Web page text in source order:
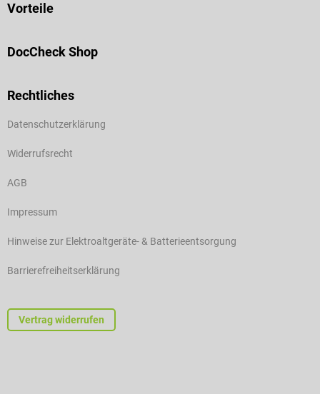
Vorteile
DocCheck Shop
Rechtliches
Datenschutzerklärung
Widerrufsrecht
AGB
Impressum
Hinweise zur Elektroaltgeräte- & Batterieentsorgung
Barrierefreiheitserklärung
Vertrag widerrufen